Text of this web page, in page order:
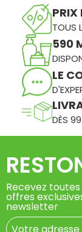
PRIX
TOUS
590
LE
DÈS
Recevez
offres
newsletter